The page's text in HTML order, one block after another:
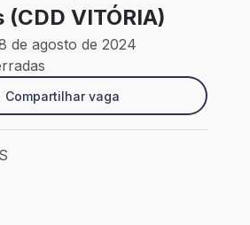
(CDD VITÓRIA)
de agosto de 2024
Compartilhar vaga
Cariacica - ES